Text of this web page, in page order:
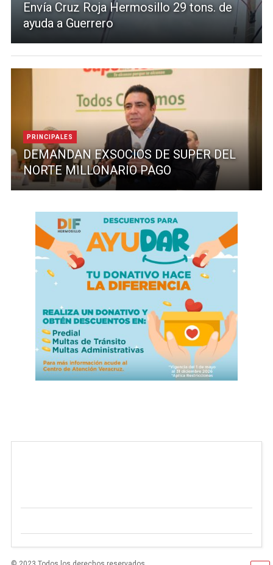
Envía Cruz Roja Hermosillo 29 tons. de
ayuda a Guerrero
PRINCIPALES
DEMANDAN EXSOCIOS DE SUPER DEL
NORTE MILLONARIO PAGO